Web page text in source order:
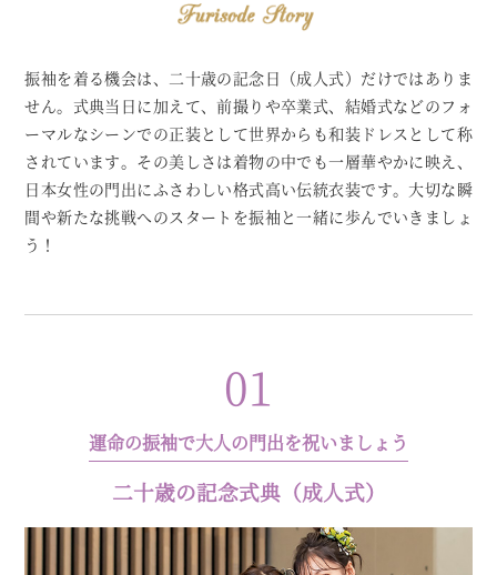
振袖を着る機会は、二十歳の記念日（成人式）だけではありま
せん。 式典当日に加えて、前撮りや卒業式、結婚式などのフォ
ーマルなシーンでの正装として世界からも和装ドレスとして称
されています。 その美しさは着物の中でも一層華やかに映え、
日本女性の門出にふさわしい格式高い伝統衣装です。 大切な瞬
間や新たな挑戦へのスタートを振袖と一緒に歩んでいきましょ
う！
01
運命の振袖で大人の門出を祝いましょう
二十歳の記念式典（成人式）